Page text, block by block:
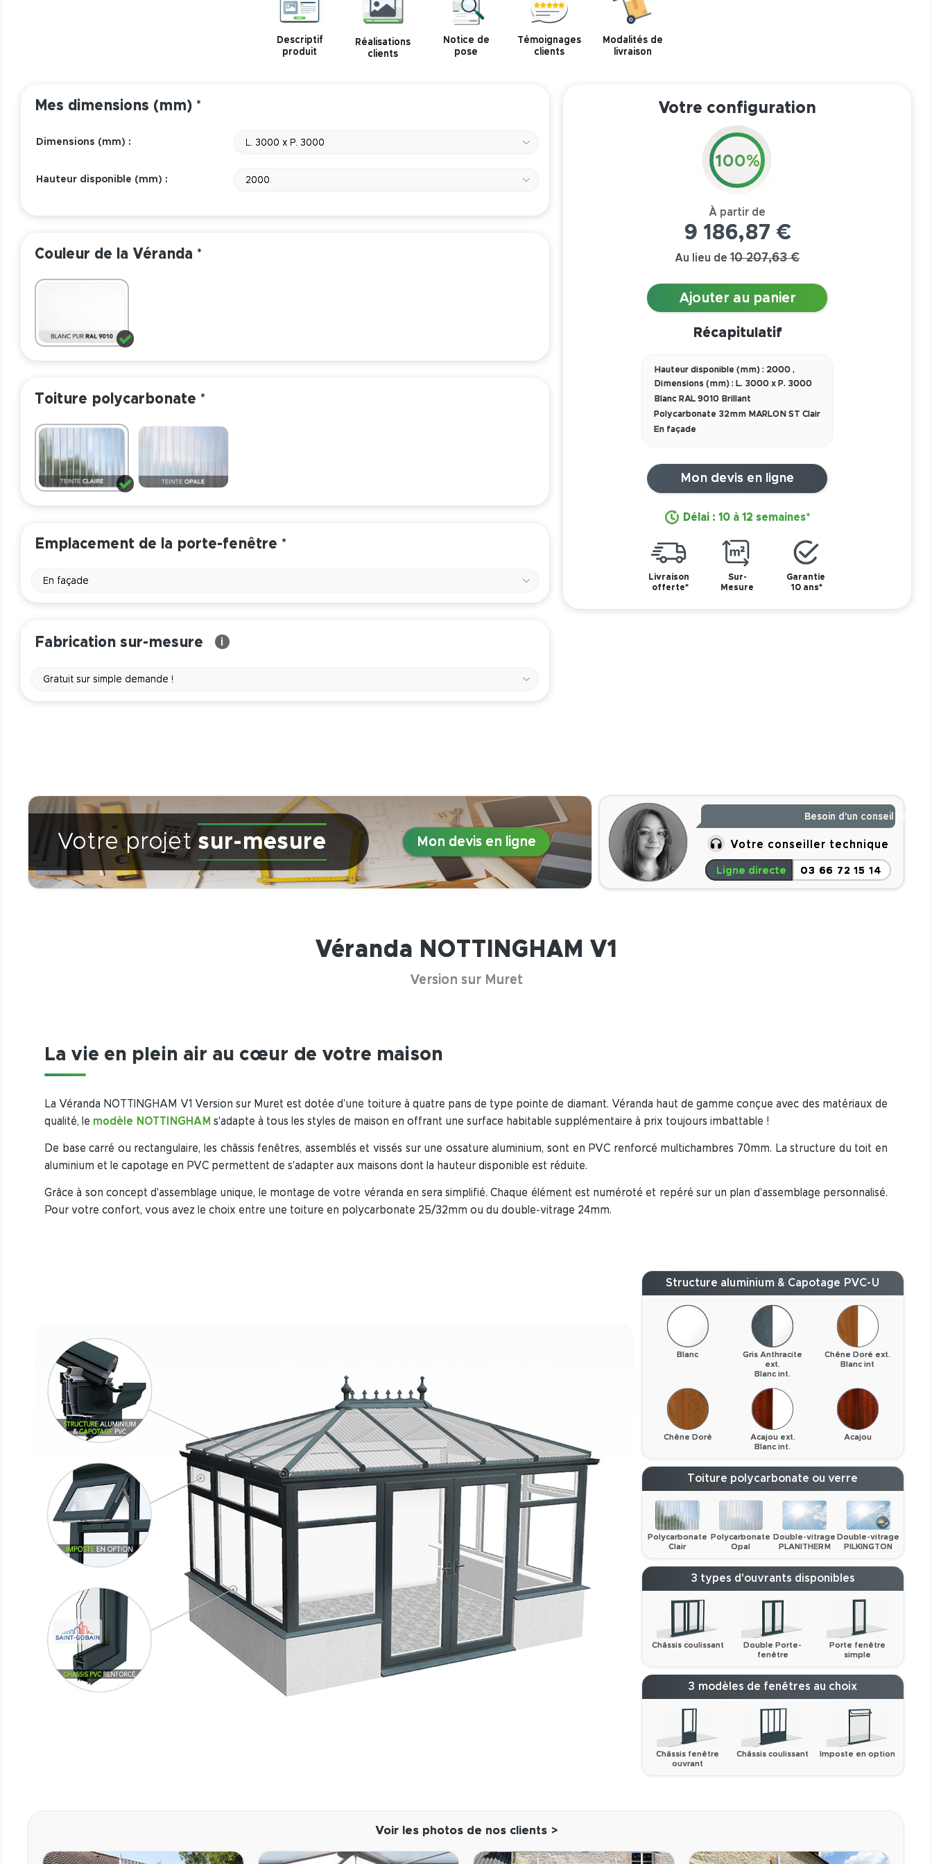
Descriptif
produit
Réalisations
clients
Notice de
pose
Témoignages
clients
Modalités de
livraison
Mes dimensions (mm) *
Hauteur disponible (mm) : 2000
Dimensions (mm) : L. 3000 x P. 3000
Couleur de la Véranda *
Toiture polycarbonate *
Emplacement de la porte-fenêtre *
En façade
Fabrication sur-mesure i
Gratuit sur simple demande !
Votre configuration
100%
9 186,87 €
Au lieu de 10 207,63 €
Ajouter au panier
Récapitulatif
Hauteur disponible (mm) : 2000,
Dimensions (mm) : L. 3000 x P. 3000
Blanc RAL 9010 Brillant
Polycarbonate 32mm MARLON ST Clair
En façade
Mon devis en ligne
Délai : 10 à 12 semaines*
Livraison
offerte*
Sur-
Mesure
Garantie
10 ans*
Votre projetsur-mesure Mon devis en ligne
Besoin d'un conseil pour
Votre conseiller technique
Ligne directe 03 66 72 15 14
Véranda NOTTINGHAM V1
Version sur Muret
La vie en plein air au cœur de votre maison
La Véranda NOTTINGHAM V1 Version sur Muret est dotée d’une toiture à quatre pans de type pointe de diamant. Véranda haut de gamme conçue avec des matériaux de
qualité, le modèle NOTTINGHAM s'adapte à tous les styles de maison en offrant une surface habitable supplémentaire à prix toujours imbattable !
De base carré ou rectangulaire, les châssis fenêtres, assemblés et vissés sur une ossature aluminium, sont en PVC renforcé multichambres 70mm. La structure du toit en
aluminium et le capotage en PVC permettent de s'adapter aux maisons dont la hauteur disponible est réduite.
Grâce à son concept d'assemblage unique, le montage de votre véranda en sera simplifié. Chaque élément est numéroté et repéré sur un plan d’assemblage personnalisé.
Pour votre confort, vous avez le choix entre une toiture en polycarbonate 25/32mm ou du double-vitrage 24mm.
Structure aluminium & Capotage PVC-U
Blanc
Gris Anthracite
ext.
Blanc int.
Chêne Doré ext.
Blanc int
Chêne Doré
Acajou ext.
Blanc int.
Acajou
Toiture polycarbonate ou verre
Polycarbonate
Clair
Polycarbonate
Opal
Double-vitrage
PLANITHERM
Double-vitrage
PILKINGTON
3 types d'ouvrants disponibles
Châssis coulissant
Double Porte-
fenêtre
Porte fenêtre
simple
3 modèles de fenêtres au choix
Châssis fenêtre
ouvrant
Châssis coulissant Imposte en option
Voir les photos de nos clients >